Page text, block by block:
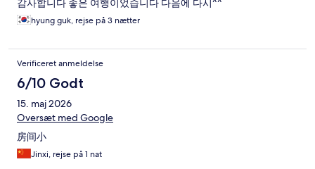
감사합니다 좋은 여행이었습니다 다음에 다시^^
hyung guk, rejse på 3 nætter
Verificeret anmeldelse
6/10 Godt
15. maj 2026
Oversæt med Google
房间小
Jinxi, rejse på 1 nat